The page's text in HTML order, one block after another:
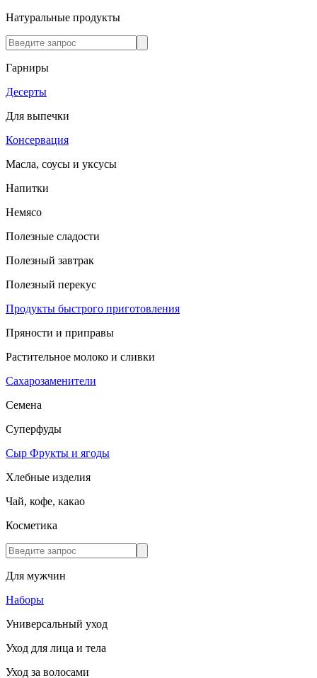
Натуральные продукты
Гарниры
Десерты
Для выпечки
Консервация
Масла, соусы и уксусы
Напитки
Немясо
Полезные сладости
Полезный завтрак
Полезный перекус
Продукты быстрого приготовления
Пряности и приправы
Растительное молоко и сливки
Сахарозаменители
Семена
Суперфуды
Сыр Фрукты и ягоды
Хлебные изделия
Чай, кофе, какао
Косметика
Для мужчин
Наборы
Универсальный уход
Уход для лица и тела
Уход за волосами